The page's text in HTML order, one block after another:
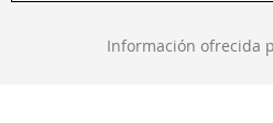
Información ofrecida